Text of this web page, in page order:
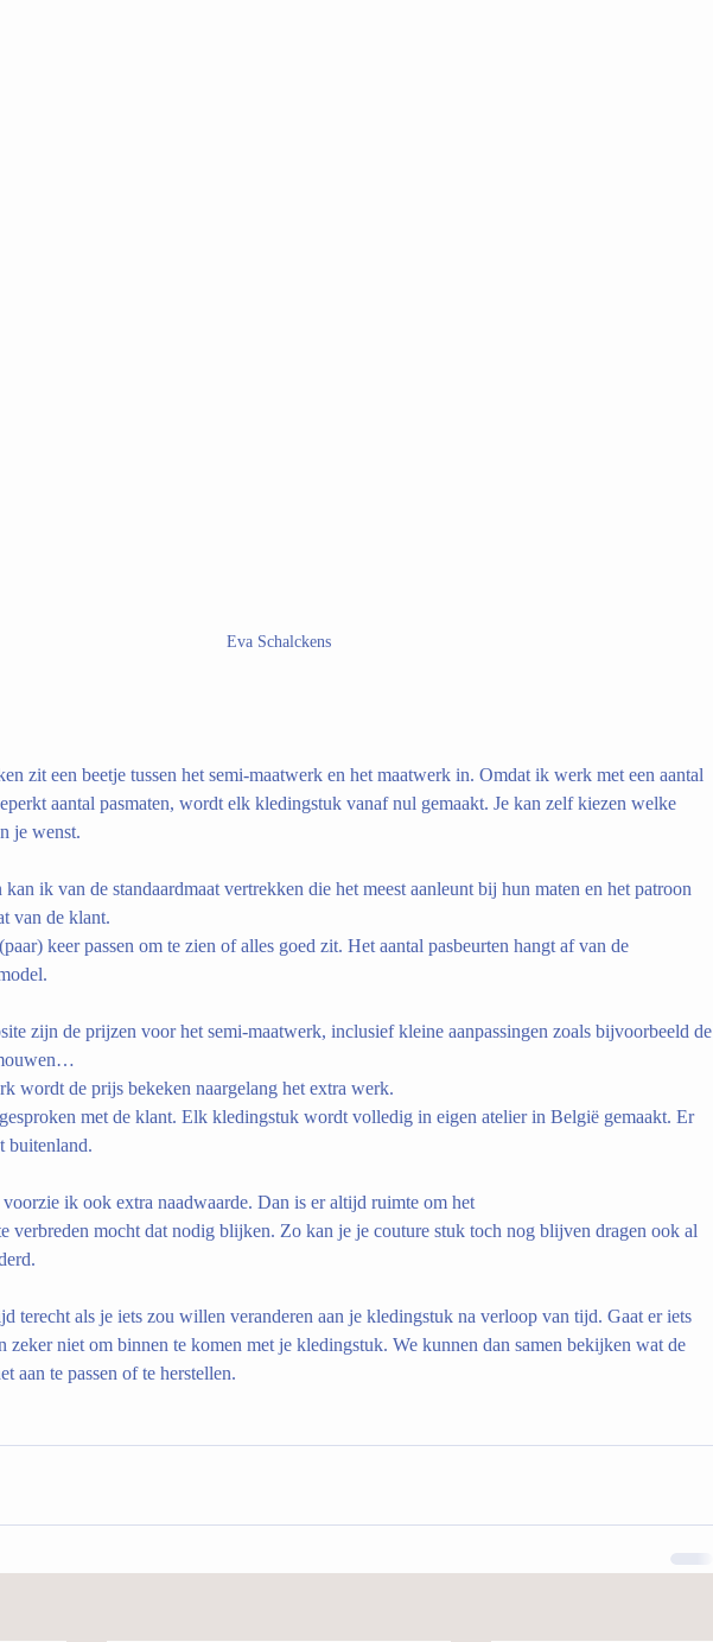
Eva Schalckens
zit een beetje tussen het semi-maatwerk en het maatwerk in. Omdat ik werk met een aantal
aantal pasmaten, wordt elk kledingstuk vanaf nul gemaakt. Je kan zelf kiezen welke
je wenst.
kan ik van de standaardmaat vertrekken die het meest aanleunt bij hun maten en het patroon
van de klant.
keer passen om te zien of alles goed zit. Het aantal pasbeurten hangt af van de
zijn de prijzen voor het semi-maatwerk, inclusief kleine aanpassingen zoals bijvoorbeeld de
wordt de prijs bekeken naargelang het extra werk.
met de klant. Elk kledingstuk wordt volledig in eigen atelier in België gemaakt. Er
buitenland.
ik ook extra naadwaarde. Dan is er altijd ruimte om het
verbreden mocht dat nodig blijken. Zo kan je je couture stuk toch nog blijven dragen ook al
terecht als je iets zou willen veranderen aan je kledingstuk na verloop van tijd. Gaat er iets
zeker niet om binnen te komen met je kledingstuk. We kunnen dan samen bekijken wat de
aan te passen of te herstellen.